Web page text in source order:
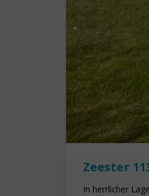
Zeester
In herrlicher